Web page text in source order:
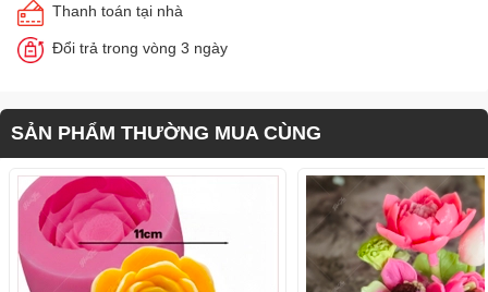
Thanh toán tại nhà
Đổi trả trong vòng 3 ngày
SẢN PHẨM THƯỜNG MUA CÙNG